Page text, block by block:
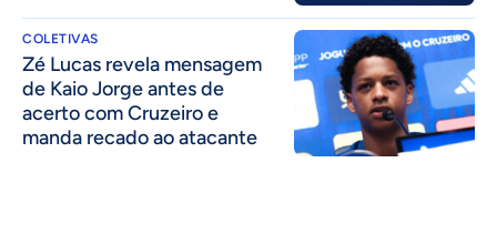
COLETIVAS
Zé Lucas revela mensagem
de Kaio Jorge antes de
acerto com Cruzeiro e
manda recado ao atacante